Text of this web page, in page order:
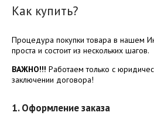
Как купить?
Процедура покупки товара в нашем
проста и состоит из нескольких шагов.
ВАЖНО!!! Работаем только с
заключении договора!
1. Оформление заказа